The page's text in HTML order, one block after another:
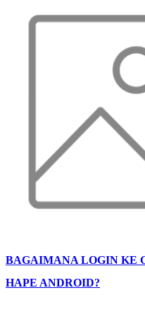
BAGAIMANA LOGIN KE
HAPE ANDROID?